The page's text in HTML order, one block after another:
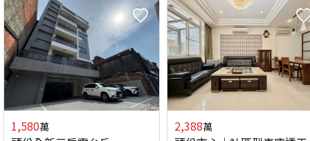
1,580萬 2,388萬